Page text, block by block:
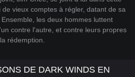
vieux comptes à régler, datant de sa
les deux hommes luttent
contre l'autre, et contre leurs propres
rédemption.
DE DARK WINDS EN